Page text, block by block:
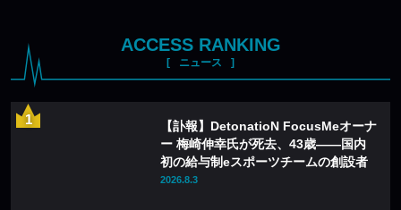
ACCESS RANKING
ニュース
【訃報】DetonatioN FocusMeオーナ
ー 梅崎伸幸氏が死去、43歳——国内
初の給与制eスポーツチームの創設者
2026.8.3